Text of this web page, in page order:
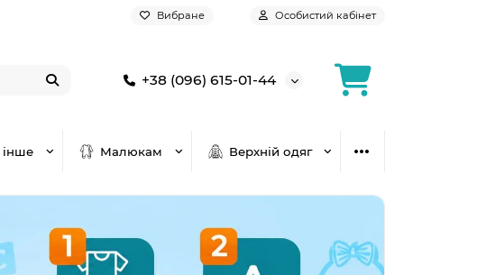
Вибране Особистий кабінет
+38 (096) 615-01-44
інше Малюкам Верхній одяг